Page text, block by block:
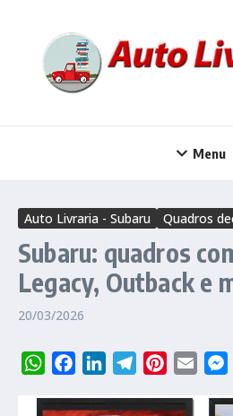
Menu
Auto Livraria - Subaru Quadros
Subaru: quadros
Legacy, Outback e
20/03/2026
WhatsAppFacebookLinkedInTelegramPinterest
Email